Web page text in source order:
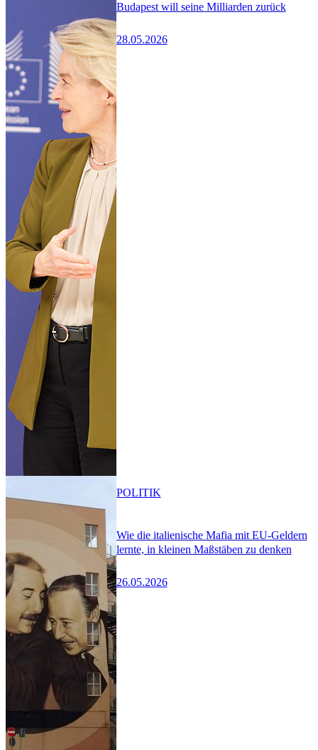
Budapest will seine Milliarden zurück
28.05.2026
Wie die italienische Mafia mit EU-Geldern
lernte, in kleinen Maßstäben zu denken
26.05.2026
POLITIK